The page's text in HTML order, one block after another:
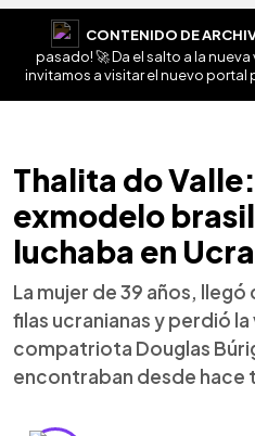
CONTENIDO DE
pasado! 🚀 Da el salto a la
invitamos a visitar el nuevo
Thalita do
exmodelo
luchaba en
La mujer de 39 años,
filas ucranianas y perdió la
compatriota Douglas
encontraban desde hace